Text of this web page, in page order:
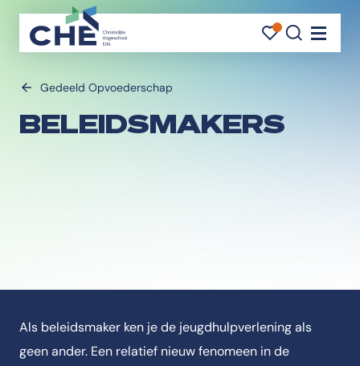
Gedeeld Opvoederschap
BELEIDSMAKERS
Als beleidsmaker ken je de jeugdhulpverlening als
geen ander. Een relatief nieuw fenomeen in de